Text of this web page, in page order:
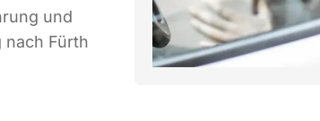
und
Fürth